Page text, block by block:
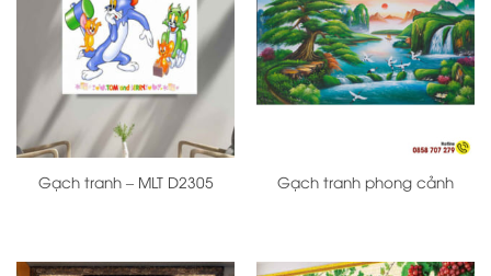
Gạch tranh – MLT D2305 Gạch tranh phong cảnh